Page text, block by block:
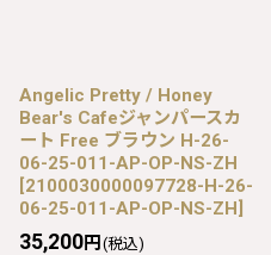
Angelic Pretty / Honey
Bear's Cafeジャンパースカ
ート Free ブラウン H-26-
06-25-011-AP-OP-NS-ZH
[2100030000097728-H-26-
06-25-011-AP-OP-NS-ZH]
35,200円 (税込)